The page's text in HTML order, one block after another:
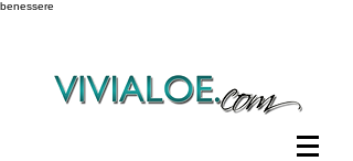
benessere